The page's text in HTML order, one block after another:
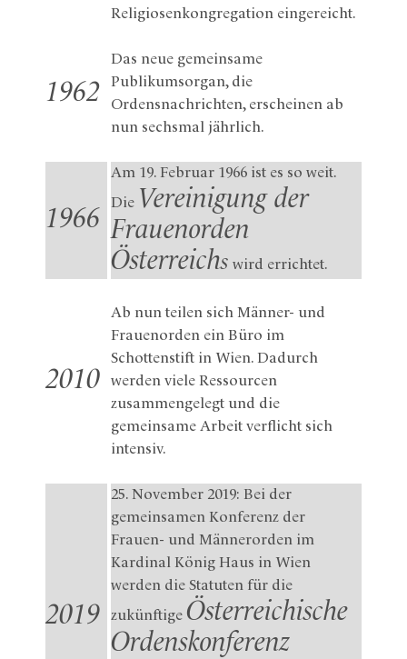
Religiosenkongregation eingereicht.
1962
Das neue gemeinsame
Publikumsorgan, die
Ordensnachrichten, erscheinen ab
nun sechsmal jährlich.
1966
Am 19. Februar 1966 ist es so weit.
Die Vereinigung der
Frauenorden
Österreichs wird errichtet.
2010
Ab nun teilen sich Männer- und
Frauenorden ein Büro im
Schottenstift in Wien. Dadurch
werden viele Ressourcen
zusammengelegt und die
gemeinsame Arbeit verflicht sich
intensiv.
2019
25. November 2019: Bei der
gemeinsamen Konferenz der
Frauen- und Männerorden im
Kardinal König Haus in Wien
werden die Statuten für die
zukünftige Österreichische
Ordenskonferenz